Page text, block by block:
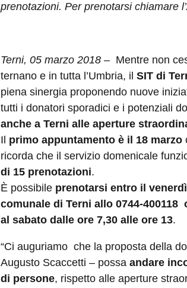
prenotazioni. Per prenotarsi chiamare
Terni, 05 marzo 2018– Mentre non
ternano e in tutta l’Umbria, il SIT di
piena sinergia proponendo nuove
tutti i donatori sporadici e i potenziali
anche a Terni alle aperture
Il primo appuntamento è il 18 marzo
ricorda che il servizio domenicale
di 15 prenotazioni.
È possibile prenotarsi entro il
comunale di Terni allo 0744-400118
al sabato dalle ore 7,30 alle ore 13.
“Ci auguriamo che la proposta della
Augusto Scaccetti – possa andare
di persone, rispetto alle aperture